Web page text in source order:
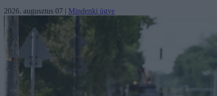
2026. augusztus 07 | Mindenki ügye